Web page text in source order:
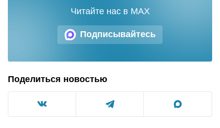
Подписывайтесь
Читайте нас в MAX
Поделиться новостью